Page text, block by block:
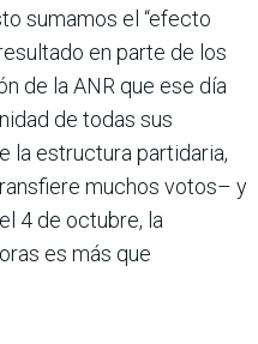
sumamos el “efecto
en parte de los
de la ANR que ese día
de todas sus
la estructura partidaria,
muchos votos– y
4 de octubre, la
es más que